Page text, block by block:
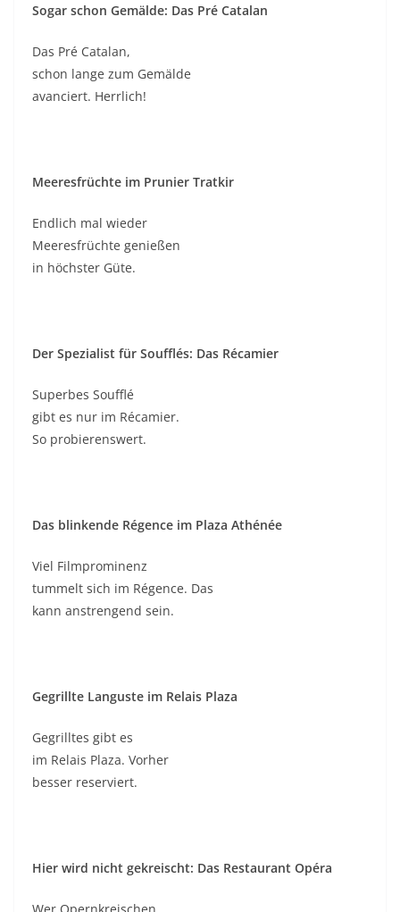
Sogar schon Gemälde: Das Pré Catalan
Das Pré Catalan,
schon lange zum Gemälde
avanciert. Herrlich!
Meeresfrüchte im Prunier Tratkir
Endlich mal wieder
Meeresfrüchte genießen
in höchster Güte.
Der Spezialist für Soufflés: Das Récamier
Superbes Soufflé
gibt es nur im Récamier.
So probierenswert.
Das blinkende Régence im Plaza Athénée
Viel Filmprominenz
tummelt sich im Régence. Das
kann anstrengend sein.
Gegrillte Languste im Relais Plaza
Gegrilltes gibt es
im Relais Plaza. Vorher
besser reserviert.
Hier wird nicht gekreischt: Das Restaurant Opéra
Wer Opernkreischen